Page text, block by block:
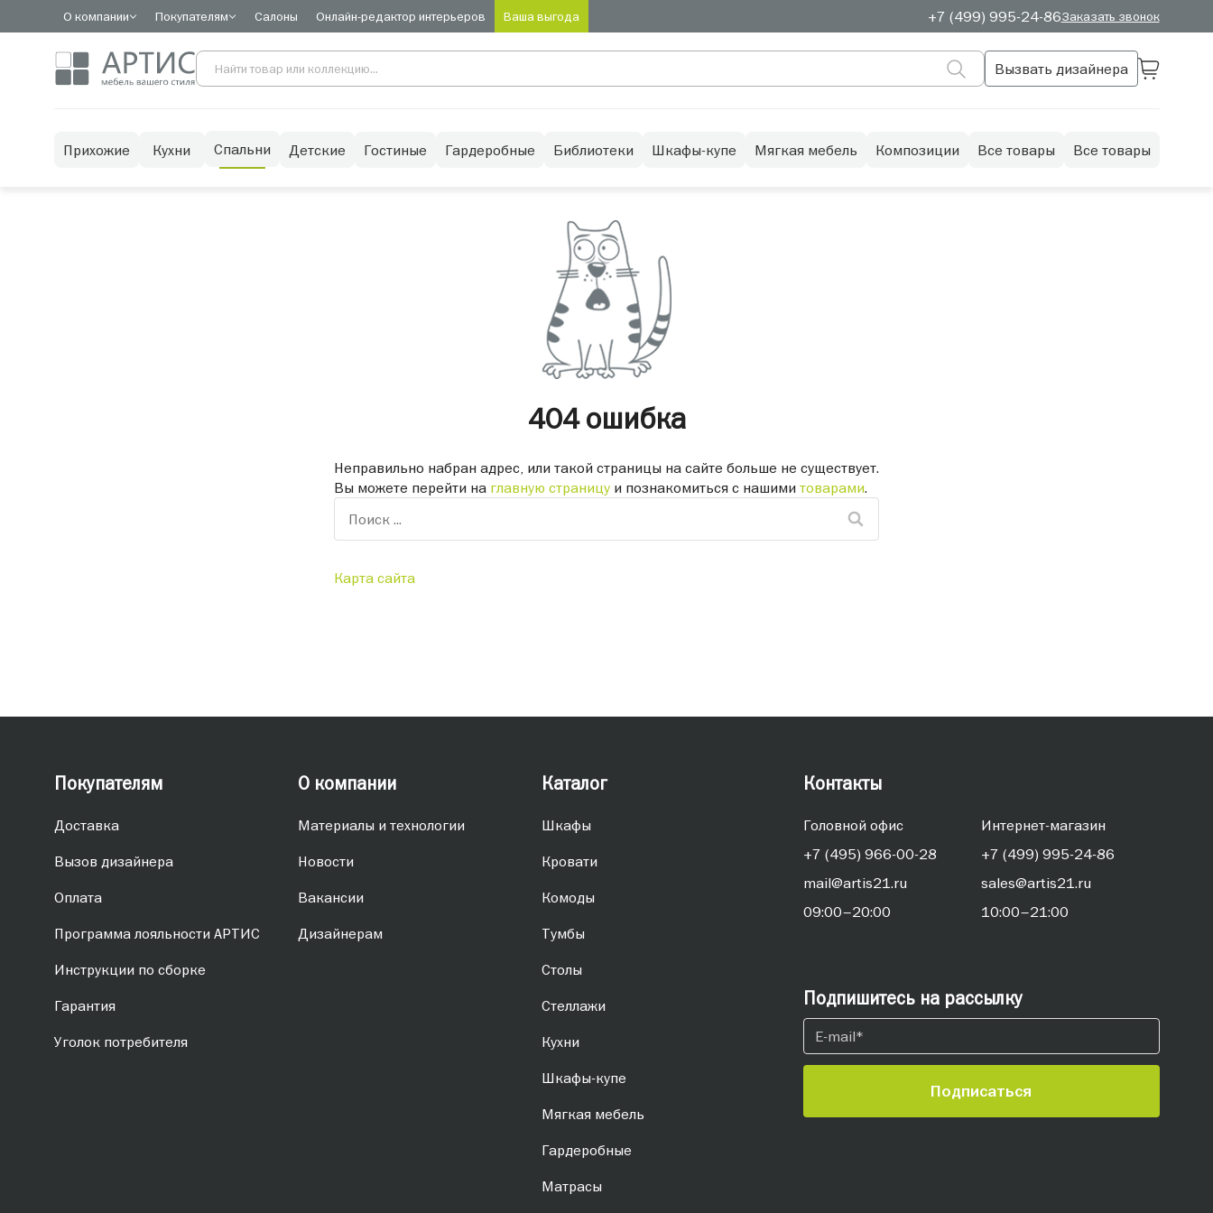
О компании Покупателям Салоны Онлайн-редактор интерьеров Ваша выгода +7 (499) 995-24-86Заказать звонок
Вызвать дизайнера
Прихожие Кухни Спальни Детские Гостиные Гардеробные Библиотеки Шкафы-купе Мягкая мебель Композиции Все товары Все товары
404 ошибка
Неправильно набран адрес, или такой страницы на сайте больше не существует.
Вы можете перейти на главную страницу и познакомиться с нашими товарами.
Карта сайта
Покупателям
Доставка
Вызов дизайнера
Оплата
Программа лояльности АРТИС
Инструкции по сборке
Гарантия
Уголок потребителя
О компании
Материалы и технологии
Новости
Вакансии
Дизайнерам
Каталог
Шкафы
Кровати
Комоды
Тумбы
Столы
Стеллажи
Кухни
Шкафы-купе
Мягкая мебель
Гардеробные
Матрасы
Контакты
Головной офис
+7 (495) 966-00-28
mail@artis21.ru
09:00–20:00
Интернет-магазин
+7 (499) 995-24-86
sales@artis21.ru
10:00–21:00
Подпишитесь на рассылку
Подписаться